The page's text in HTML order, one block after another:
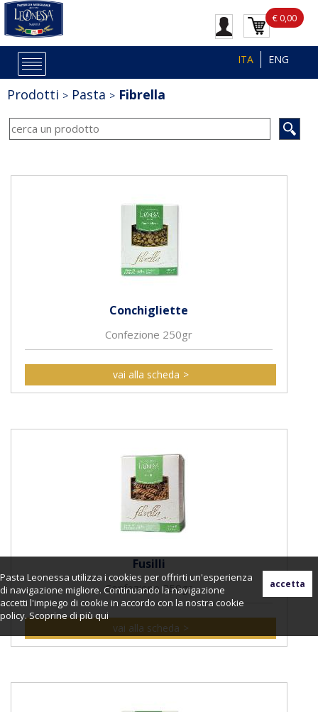
Pasta Leonessa utilizza i cookies per offrirti un'esperienza
di navigazione migliore. Continuando la navigazione
accetti l'impiego di cookie in accordo con la nostra cookie
policy. Scoprine di piùqui
€ 0,00
ITA ENG
Prodotti Pasta Fibrella
Conchigliette
Confezione 250gr
vai alla scheda
Fusilli
Confezione 250gr
vai alla scheda